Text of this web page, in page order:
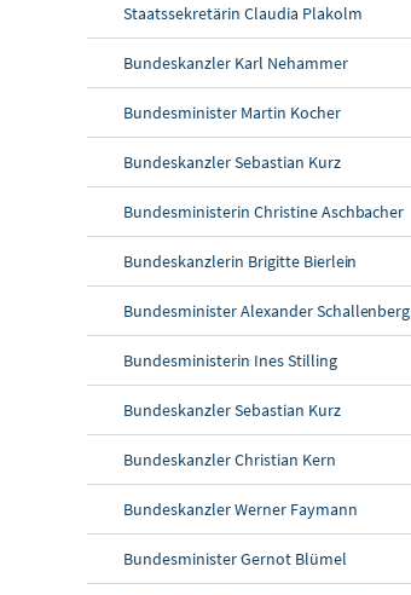
Staatssekretärin Claudia Plakolm
Bundeskanzler Karl Nehammer
Bundesminister Martin Kocher
Bundeskanzler Sebastian Kurz
Bundesministerin Christine Aschbacher
Bundeskanzlerin Brigitte Bierlein
Bundesminister Alexander Schallenberg
Bundesministerin Ines Stilling
Bundeskanzler Sebastian Kurz
Bundeskanzler Christian Kern
Bundeskanzler Werner Faymann
Bundesminister Gernot Blümel